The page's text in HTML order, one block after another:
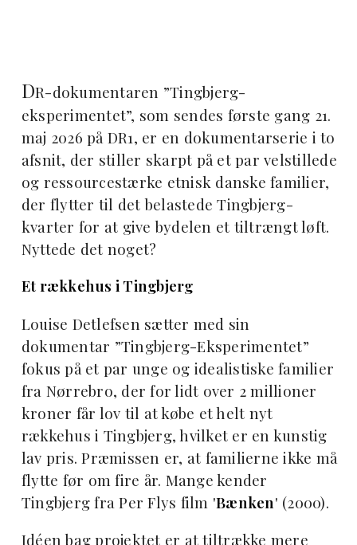
DR-dokumentaren ”Tingbjerg-
eksperimentet”, som sendes første gang 21.
maj 2026 på DR1, er en dokumentarserie i to
afsnit, der stiller skarpt på et par velstillede
og ressourcestærke etnisk danske familier,
der flytter til det belastede Tingbjerg-
kvarter for at give bydelen et tiltrængt løft.
Nyttede det noget?
Et rækkehus i Tingbjerg
Louise Detlefsen sætter med sin
dokumentar ”Tingbjerg-Eksperimentet”
fokus på et par unge og idealistiske familier
fra Nørrebro, der for lidt over 2 millioner
kroner får lov til at købe et helt nyt
rækkehus i Tingbjerg, hvilket er en kunstig
lav pris. Præmissen er, at familierne ikke må
flytte før om fire år. Mange kender
Tingbjerg fra Per Flys film 'Bænken' (2000).
Idéen bag projektet er at tiltrække mere